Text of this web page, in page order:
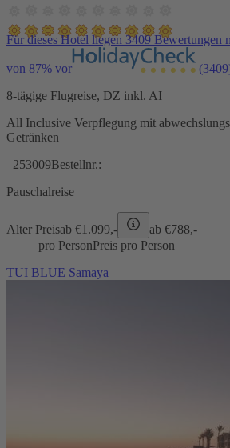
Für dieses Hotel liegen 3409 Bewertungen
von 87% vor
8-tägige Flugreise, DZ inkl. AI
All Inclusive Verpflegung mit
Getränken
253009Bestellnr.:
Pauschalreise
Alter Preisab €1.099,- ab €788,-
pro PersonPreis pro Person
TUI BLUE Samaya